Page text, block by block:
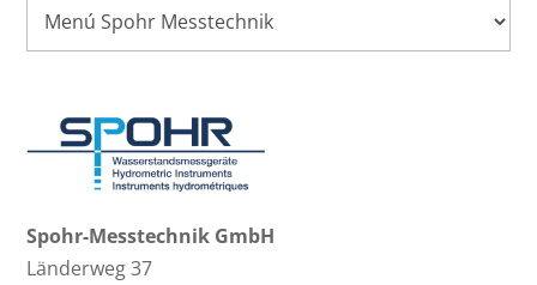
Spohr-Messtechnik GmbH
Länderweg 37